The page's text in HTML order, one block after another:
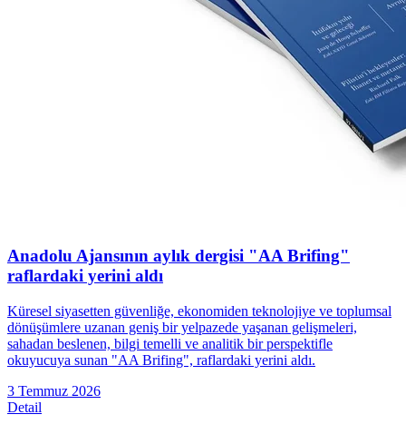
Anadolu Ajansının aylık dergisi "AA Brifing"
raflardaki yerini aldı
Küresel siyasetten güvenliğe, ekonomiden teknolojiye ve toplumsal
dönüşümlere uzanan geniş bir yelpazede yaşanan gelişmeleri,
sahadan beslenen, bilgi temelli ve analitik bir perspektifle
okuyucuya sunan "AA Brifing", raflardaki yerini aldı.
3 Temmuz 2026
Detail